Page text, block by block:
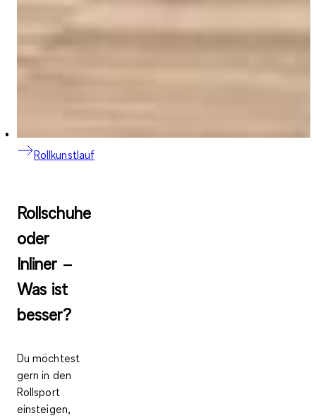
Rollkunstlauf
Rollschuhe
oder
Inliner –
Was ist
besser?
Du möchtest
gern in den
Rollsport
einsteigen,